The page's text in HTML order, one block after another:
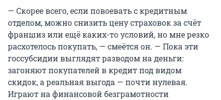
— Скорее всего, если повоевать с кредитным
отделом, можно снизить цену страховок за счёт
франшиз или ещё каких-то условий, но мне резко
расхотелось покупать, — смеётся он. — Пока эти
госсубсидии выглядят разводом на деньги:
загоняют покупателей в кредит под видом
скидок, а реальная выгода — почти нулевая.
Играют на финансовой безграмотности